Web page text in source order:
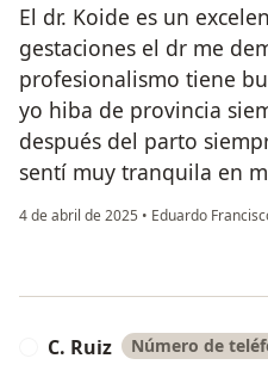
El dr. Koide es un
gestaciones el dr me
profesionalismo tiene
yo hiba de provincia
después del parto
sentí muy tranquila en
4 de abril de 2025 • Eduardo
C. Ruiz Número de